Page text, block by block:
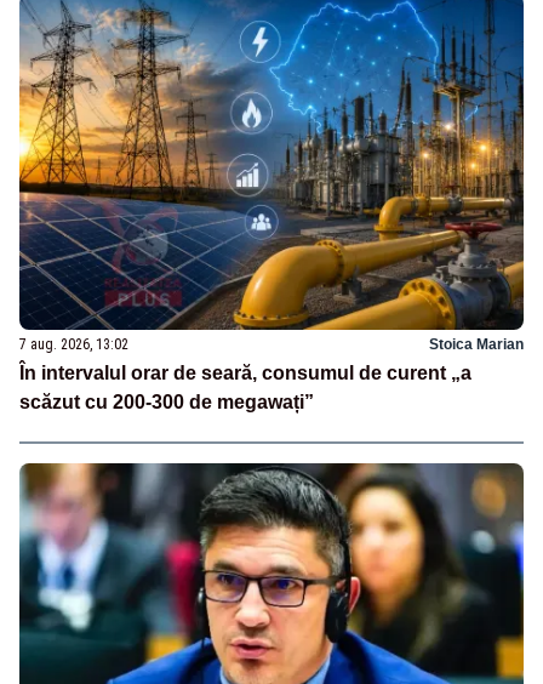
7 aug. 2026, 13:02 Stoica Marian
În intervalul orar de seară, consumul de curent „a
scăzut cu 200-300 de megawați”